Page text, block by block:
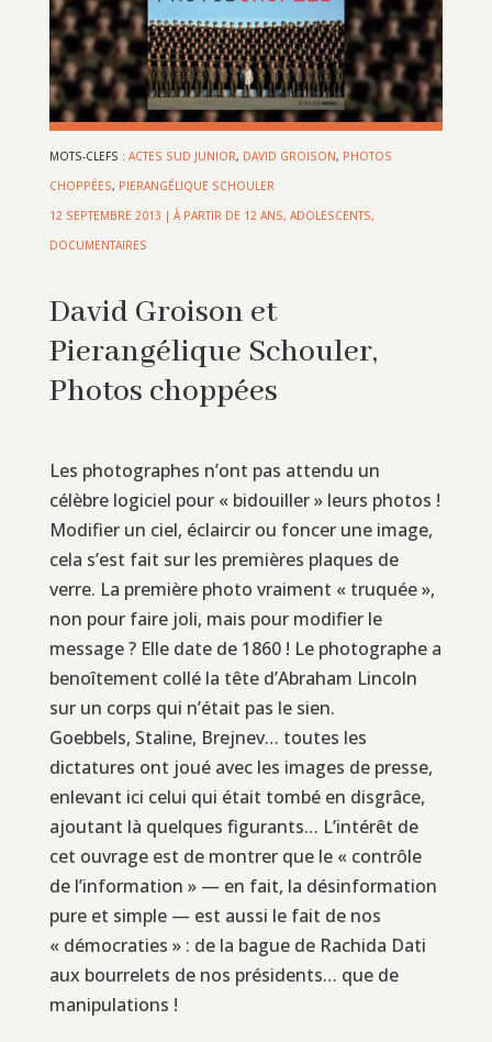
MOTS-CLEFS : ACTES SUD JUNIOR, DAVID GROISON, PHOTOS
CHOPPÉES, PIERANGÉLIQUE SCHOULER
12 SEPTEMBRE 2013 | À PARTIR DE 12 ANS, ADOLESCENTS,
DOCUMENTAIRES
David Groison et
Pierangélique Schouler,
Photos choppées
Les photographes n’ont pas attendu un
célèbre logiciel pour « bidouiller » leurs photos !
Modifier un ciel, éclaircir ou foncer une image,
cela s’est fait sur les premières plaques de
verre. La première photo vraiment « truquée »,
non pour faire joli, mais pour modifier le
message ? Elle date de 1860 ! Le photographe a
benoîtement collé la tête d’Abraham Lincoln
sur un corps qui n’était pas le sien.
Goebbels, Staline, Brejnev… toutes les
dictatures ont joué avec les images de presse,
enlevant ici celui qui était tombé en disgrâce,
ajoutant là quelques figurants… L’intérêt de
cet ouvrage est de montrer que le « contrôle
de l’information » — en fait, la désinformation
pure et simple — est aussi le fait de nos
« démocraties » : de la bague de Rachida Dati
aux bourrelets de nos présidents… que de
manipulations !